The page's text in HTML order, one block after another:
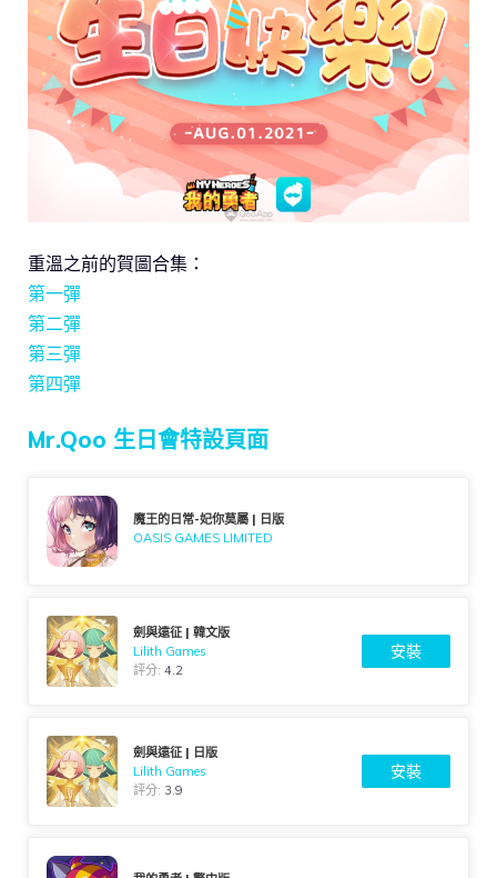
重溫之前的賀圖合集：
第一彈
第二彈
第三彈
第四彈
Mr.Qoo 生日會特設頁面
魔王的日常-妃你莫屬 | 日版
OASIS GAMES LIMITED
劍與遠征 | 韓文版
Lilith Games
評分:4.2
安裝
劍與遠征 | 日版
Lilith Games
評分: 3.9
安裝